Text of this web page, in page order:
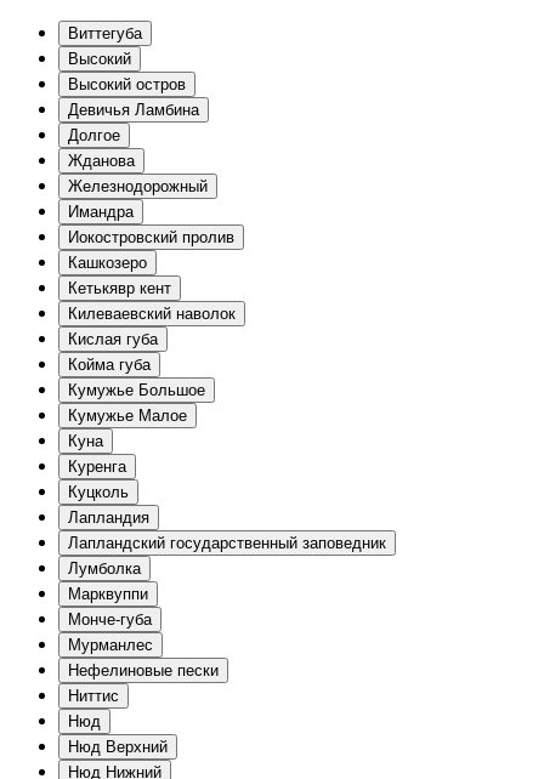
Виттегуба
Высокий
Высокий остров
Девичья Ламбина
Долгое
Жданова
Железнодорожный
Имандра
Иокостровский пролив
Кашкозеро
Кетькявр кент
Килеваевский наволок
Кислая губа
Койма губа
Кумужье Большое
Кумужье Малое
Куна
Куренга
Куцколь
Лапландия
Лапландский государственный заповедник
Лумболка
Марквуппи
Монче-губа
Мурманлес
Нефелиновые пески
Ниттис
Нюд
Нюд Верхний
Нюд Нижний